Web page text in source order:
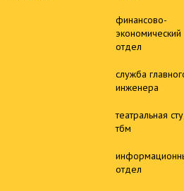
финансово-
экономический
отдел
служба
инженера
театральная
тбм
отдел